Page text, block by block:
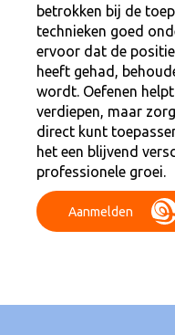
betrokken bij de
technieken goed
ervoor dat de
heeft gehad,
wordt. Oefenen
verdiepen, maar
direct kunt
het een blijvend
professionele groei.
Aanmelden